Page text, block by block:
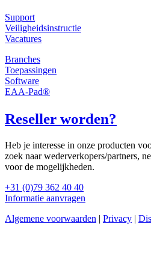
Support
Veiligheidsinstructie
Vacatures
Branches
Toepassingen
Software
EAA-Pad®
Reseller worden?
Heb je interesse in onze producten
zoek naar wederverkopers/partners,
voor de mogelijkheden.
+31 (0)79 362 40 40
Informatie aanvragen
Algemene voorwaarden | Privacy |